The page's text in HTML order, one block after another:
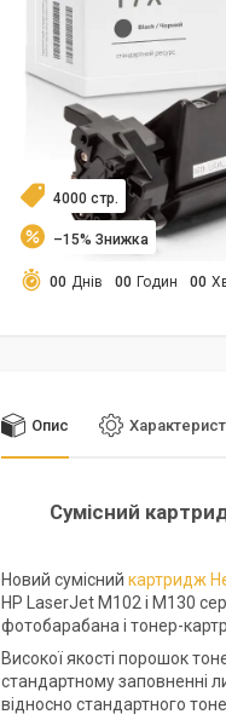
4000 стр.
–15%
00 Днів 00 Годин 00
Опис
Сумісний
Новий сумісний картридж
HP LaserJet M102 і M130
фотобарабана і тонер-
Високої якості порошок
стандартному заповненні
відносно стандартного